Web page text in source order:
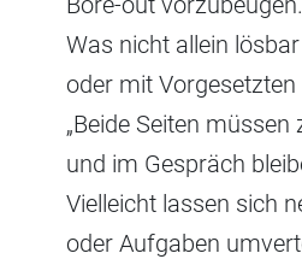
Was nicht allein
oder mit
„Beide Seiten
und im Gespräch
Vielleicht lassen sich
oder Aufgaben